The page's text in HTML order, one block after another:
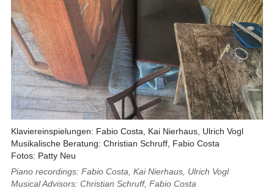
Klaviereinspielungen: Fabio Costa, Kai Nierhaus, Ulrich Vogl
Musikalische Beratung: Christian Schruff, Fabio Costa
Fotos: Patty Neu
Piano recordings: Fabio Costa, Kai Nierhaus, Ulrich Vogl
Musical Advisors: Christian Schruff, Fabio Costa